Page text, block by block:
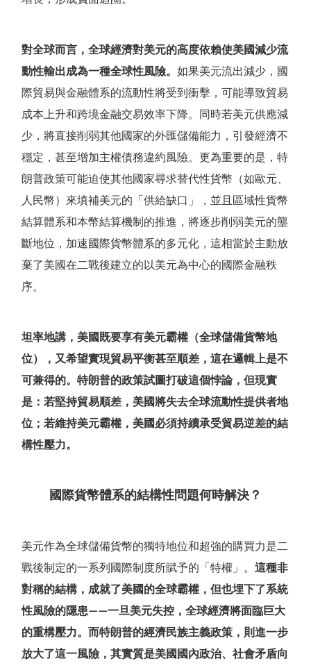
對全球而言，全球經濟對美元的高度依賴使美國減少流
動性輸出成為一種全球性風險。如果美元流出減少，國
際貿易與金融體系的流動性將受到衝擊，可能導致貿易
成本上升和跨境金融交易效率下降。同時若美元供應減
少，將直接削弱其他國家的外匯儲備能力，引發經濟不
穩定，甚至增加主權債務違約風險。更為重要的是，特
朗普政策可能迫使其他國家尋求替代性貨幣（如歐元、
人民幣）來填補美元的 「供給缺口 」
，並且區域性貨幣
結算體系和本幣結算機制的推進，將逐步削弱美元的壟
斷地位，加速國際貨幣體系的多元化，這相當於主動放
棄了美國在二戰後建立的以美元為中心的國際金融秩
序。
坦率地講，美國既要享有美元霸權（全球儲備貨幣地
位），又希望實現貿易平衡甚至順差，這在邏輯上是不
可兼得的。特朗普的政策試圖打破這個悖論，但現實
是：若堅持貿易順差，美國將失去全球流動性提供者地
位；若維持美元霸權，美國必須持續承受貿易逆差的結
構性壓力。
國際貨幣體系的結構性問題何時解決？
美元作為全球儲備貨幣的獨特地位和超強的購買力是二
戰後制定的一系列國際制度所賦予的 「特權 」 。這種非
對稱的結構，成就了美國的全球霸權，但也埋下了系統
性風險的隱患——一旦美元失控，全球經濟將面臨巨大
的重構壓力。而特朗普的經濟民族主義政策，則進一步
放大了這一風險，其實質是美國國內政治、社會矛盾向